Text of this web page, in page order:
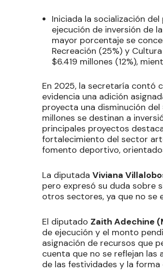
Iniciada la socialización
ejecución de inversión de
mayor porcentaje se
Recreación (25%) y
$6.419 millones (12%),
En 2025, la secretaría contó
evidencia una adición
proyecta una disminución del
millones se destinan a
principales proyectos
fortalecimiento del sector
fomento deportivo,
La diputada Viviana
pero expresó su duda sobre
otros sectores, ya que no se
El diputado Zaith Adechine
de ejecución y el monto
asignación de recursos que
cuenta que no se reflejan las
de las festividades y la